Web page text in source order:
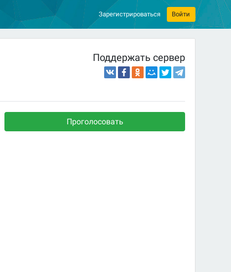
Зарегистрироваться Войти
Поддержать сервер
Проголосовать